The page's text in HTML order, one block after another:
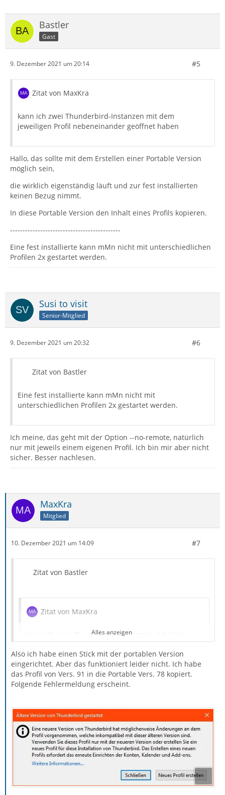
Bastler
Gast
9. Dezember 2021 um 20:14 #5
Zitat von MaxKra
kann ich zwei Thunderbird-Instanzen mit dem
jeweiligen Profil nebeneinander geöffnet haben
Hallo, das sollte mit dem Erstellen einer Portable Version
möglich sein,
die wirklich eigenständig läuft und zur fest installierten
keinen Bezug nimmt.
In diese Portable Version den Inhalt eines Profils kopieren.
--------------------------------------------
Eine fest installierte kann mMn nicht mit unterschiedlichen
Profilen 2x gestartet werden.
Susi to visit
Senior-Mitglied
9. Dezember 2021 um 20:32 #6
Zitat von Bastler
Eine fest installierte kann mMn nicht mit
unterschiedlichen Profilen 2x gestartet werden.
Ich meine, das geht mit der Option --no-remote, natürlich
nur mit jeweils einem eigenen Profil. Ich bin mir aber nicht
sicher. Besser nachlesen.
MaxKra
Mitglied
10. Dezember 2021 um 14:09 #7
Zitat von Bastler
Zitat von MaxKra
kann ich zwei Thunderbird-Instanzen mit dem
jeweiligen Profil nebeneinander geöffnet haben
Hallo, das sollte mit dem Erstellen einer Portable
die wirklich eigenständig läuft und zur fest installierten
keinen Bezug nimmt.
In diese Portable Version den Inhalt eines Profils
kopieren.
--------------------------------------------
Alles anzeigen
Also ich habe einen Stick mit der portablen Version
eingerichtet. Aber das funktioniert leider nicht. Ich habe
das Profil von Vers. 91 in die Portable Vers. 78 kopiert.
Folgende Fehlermeldung erscheint.